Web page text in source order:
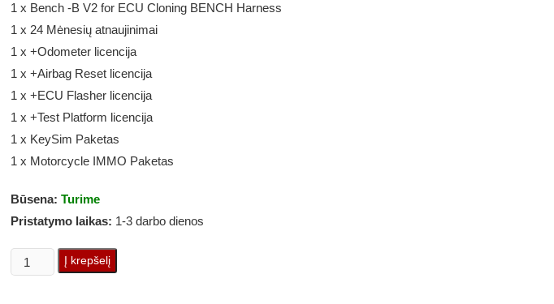
1 x Bench -B V2 for ECU Cloning BENCH Harness
1 x 24 Mėnesių atnaujinimai
1 x +Odometer licencija
1 x +Airbag Reset licencija
1 x +ECU Flasher licencija
1 x +Test Platform licencija
1 x KeySim Paketas
1 x Motorcycle IMMO Paketas
Būsena: Turime
Pristatymo laikas: 1-3 darbo dienos
produkto
kiekis:
Į krepšelį